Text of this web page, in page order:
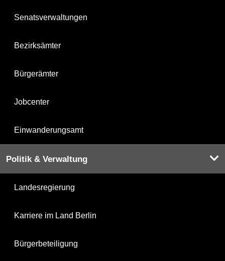
Senatsverwaltungen
Bezirksämter
Bürgerämter
Jobcenter
Einwanderungsamt
Politik & Verwaltung
Landesregierung
Karriere im Land Berlin
Bürgerbeteiligung